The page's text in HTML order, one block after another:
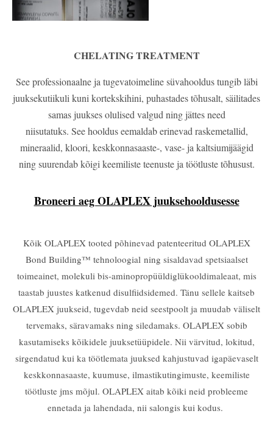
CHELATING TREATMENT
See professionaalne ja tugevatoimeline süvahooldus tungib läbi
juuksekutiikuli kuni kortekskihini, puhastades tõhusalt, säilitades
samas juukses olulised valgud ning jättes need
niisutatuks. See hooldus eemaldab erinevad raskemetallid,
mineraalid, kloori, keskkonnasaaste-, vase- ja kaltsiumijäägid
ning suurendab kõigi keemiliste teenuste ja töötluste tõhusust.
Broneeri aeg OLAPLEX juuksehooldusesse
Kõik OLAPLEX tooted põhinevad patenteeritud OLAPLEX
Bond Building™ tehnoloogialning sisaldavad spetsiaalset
toimeainet, molekuli bis-aminopropüüldiglükooldimaleaat, mis
taastab juustes katkenud disulfiidsidemed. Tänu sellele kaitseb
OLAPLEX juukseid, tugevdab neid seestpoolt ja muudab väliselt
tervemaks, säravamaks ning siledamaks. OLAPLEX sobib
kasutamiseks kõikidele juuksetüüpidele. Nii värvitud, lokitud,
sirgendatud kui ka töötlemata juuksed kahjustuvad igapäevaselt
keskkonnasaaste, kuumuse, ilmastikutingimuste, keemiliste
töötluste jms mõjul. OLAPLEX aitab kõiki neid probleeme
ennetada ja lahendada, nii salongis kui kodus.